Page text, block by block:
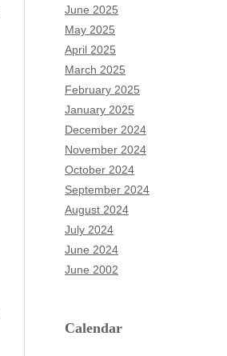
June 2025
May 2025
April 2025
March 2025
February 2025
January 2025
December 2024
November 2024
October 2024
September 2024
August 2024
July 2024
June 2024
June 2002
Calendar